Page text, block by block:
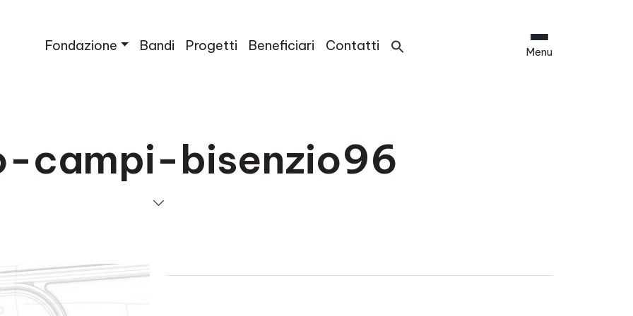
Fondazione Bandi Progetti Beneficiari Contatti Menu
campi-bisenzio96